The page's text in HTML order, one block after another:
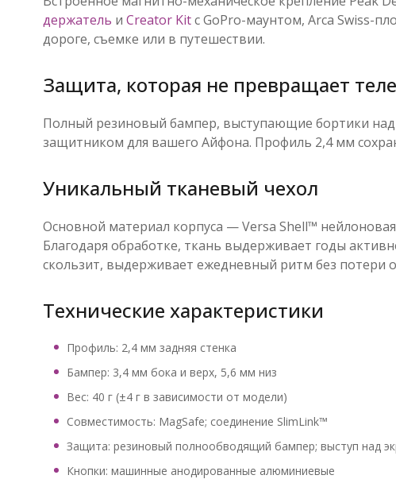
держатель и Creator Kitс GoPro-маунтом, Arca Swiss-
дороге, съемке или в путешествии.
Защита, которая не превращает
Полный резиновый бампер, выступающие бортики
защитником для вашего Айфона. Профиль 2,4 мм
Уникальный тканевый чехол
Основной материал корпуса — Versa Shell™
Благодаря обработке, ткань выдерживает годы
скользит, выдерживает ежедневный ритм без потери
Технические характеристики
Профиль: 2,4 мм задняя стенка
Бампер: 3,4 мм бока и верх, 5,6 мм низ
Вес: 40 г (±4 г в зависимости от модели)
Совместимость: MagSafe; соединение SlimLink™
Защита: резиновый полнообводящий бампер; выступ над
Кнопки: машинные анодированные алюминиевые